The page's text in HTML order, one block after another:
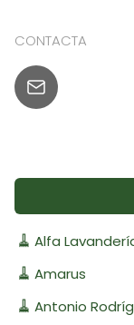
CONTACTA
🧹 Alfa
🧹 Amarus
🧹 Antonio